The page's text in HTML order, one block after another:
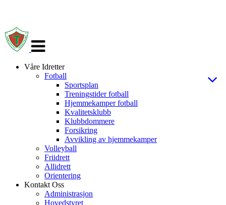
navigasjon
Våre Idretter
Fotball
Sportsplan
Treningstider fotball
Hjemmekamper fotball
Kvalitetsklubb
Klubbdommere
Forsikring
Avvikling av hjemmekamper
Volleyball
Friidrett
Allidrett
Orientering
Kontakt Oss
Administrasjon
Hovedstyret